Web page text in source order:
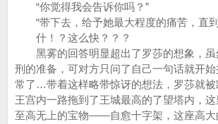
“你觉得我会告诉你吗？”
“带下去，给予她最大程度的痛苦，直到
什！？这么快？？？
黑雾的回答明显超出了罗莎的想象，虽
刑的准备，可对方只问了自己一句话就开
常了…带着这样略带惊讶的想法，罗莎就被
王宫内一路拖到了王城最高的了望塔内，
至高无上的宝物——自愈十字架，这座高大